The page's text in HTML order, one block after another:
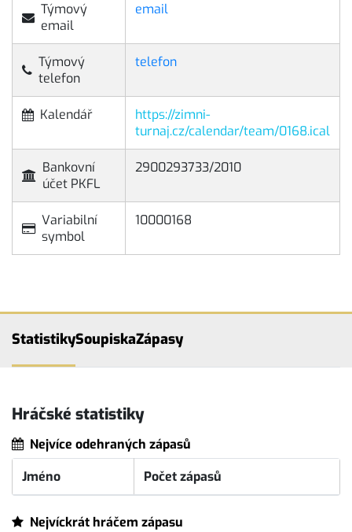
Týmový
email
email
Týmový
telefon
telefon
Kalendář
https://zimni-
turnaj.cz/calendar/team/0168.ical
Bankovní
účet PKFL
2900293733/2010
Variabilní
symbol
10000168
StatistikySoupiskaZápasy
Hráčské statistiky
Nejvíce odehraných zápasů
Jméno
Počet zápasů
Nejvíckrát hráčem zápasu